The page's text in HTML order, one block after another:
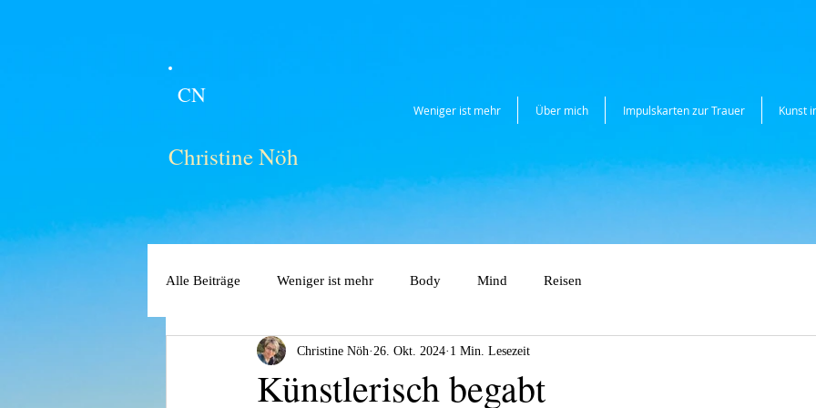
Weniger ist mehr Über mich Impulskarten zur Trauer Kunst
CN
Christine Nöh
Alle Beiträge Weniger ist mehr Body Mind Reisen
Künstlerisch begabt
Christine Nöh 26. Okt. 2024 1 Min. Lesezeit